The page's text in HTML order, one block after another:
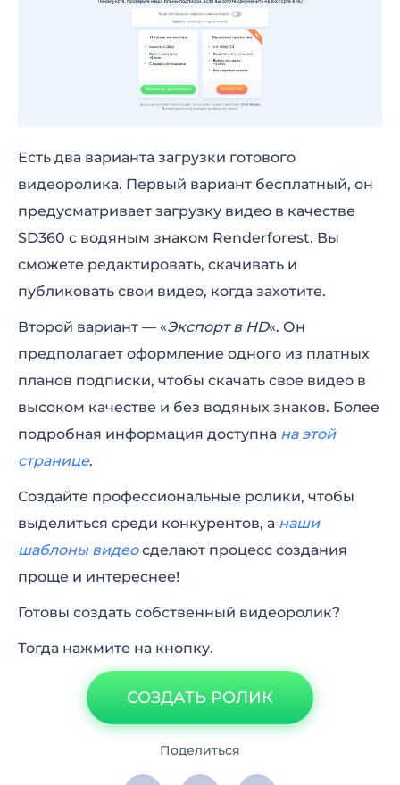
Есть два варианта загрузки готового
видеоролика. Первый вариант бесплатный, он
предусматривает загрузку видео в качестве
SD360 с водяным знаком Renderforest. Вы
сможете редактировать, скачивать и
публиковать свои видео, когда захотите.
Второй вариант — «Экспорт в HD«. Он
предполагает оформление одного из платных
планов подписки, чтобы скачать свое видео в
высоком качестве и без водяных знаков. Более
подробная информация доступна на этой
странице.
Создайте профессиональные ролики, чтобы
выделиться среди конкурентов, а наши
шаблоны видеосделают процесс создания
проще и интереснее!
Готовы создать собственный видеоролик?
Тогда нажмите на кнопку.
СОЗДАТЬ РОЛИК
Поделиться